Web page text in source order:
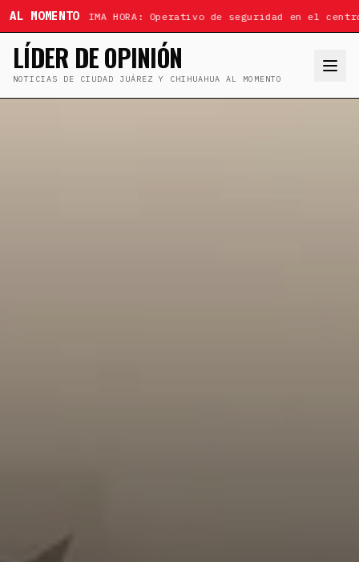
AL MOMENTOÚLTIMA HORA: Operativo de seguridad en el
LÍDER DE OPINIÓN
NOTICIAS DE CIUDAD JUÁREZ Y CHIHUAHUA AL MOMENTO